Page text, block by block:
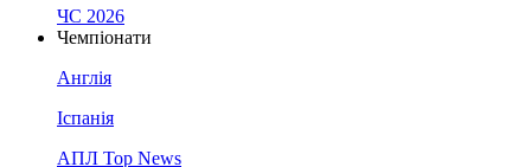
ЧС 2026
Чемпіонати
Англія
Іспанія
АПЛ Top News